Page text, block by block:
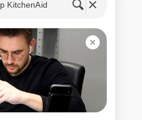
и фиксированные
обсуждается с клиентом и не в
в процессе работ. Сервис не
услуги и не
Рассчитать предварительную
нашегоКалькулятора
и
KitchenAid